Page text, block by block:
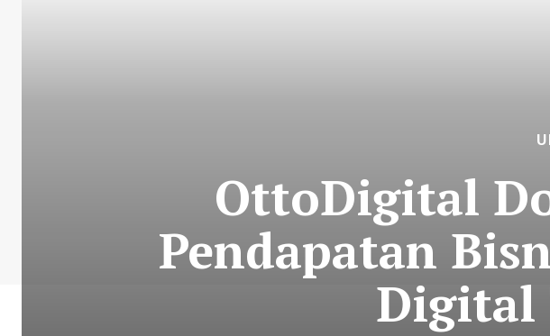
OttoDigital
Pendapatan
Digital